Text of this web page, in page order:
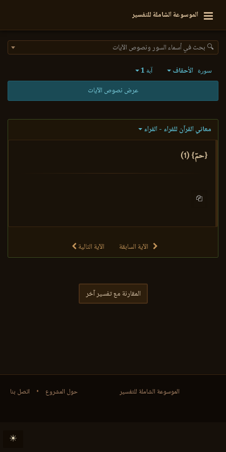
الموسوعة الشاملة للتفسير
🔍 بحث في أسماء السور ونصوص الآيات
سورة الأحقاف آية 1
عرض نصوص الآيات
معاني القرآن للفراء - الفراء
{حمٓ} (1)
الآية السابقة الآية التالية
المقارنة مع تفسير آخر
حول المشروع • اتصل بنا الموسوعة الشاملة للتفسير
☀